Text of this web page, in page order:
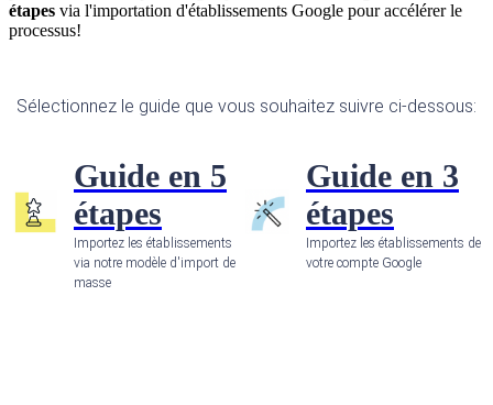
étapes via l'importation d'établissements Google pour accélérer le
processus!
Sélectionnez le guide que vous souhaitez suivre ci-dessous:
Guide en 5
étapes
Importez les établissements
via notre modèle d'import de
masse
Guide en 3
étapes
Importez les établissements de
votre compte Google